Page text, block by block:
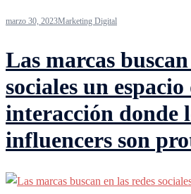
marzo 30, 2023Marketing Digital
Las marcas
sociales un espacio
interacción donde
influencers son